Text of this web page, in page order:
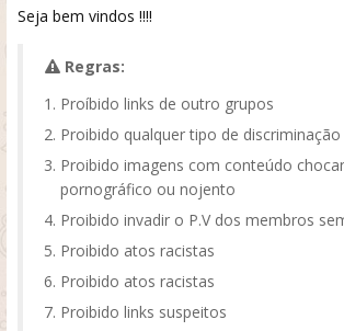
Seja bem vindos !!!!
Regras:
Proíbido links de outro grupos
Proibido qualquer tipo de discriminação
Proibido imagens com conteúdo
pornográfico ou nojento
Proibido invadir o P.V dos membros
Proibido atos racistas
Proibido atos racistas
Proibido links suspeitos